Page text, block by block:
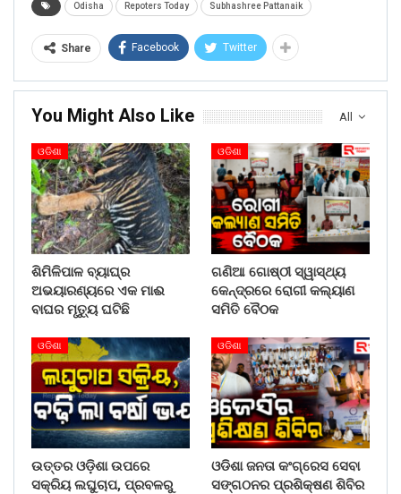
Odisha Repoters Today Subhashree Pattanaik
Share Facebook Twitter
All
You Might Also Like
ଓଡିଶା
ଶିମିଳିପାଳ ବ୍ୟାଘ୍ର
ଅଭୟାରଣ୍ୟରେ ଏକ ମାଈ
ବାଘର ମୃତ୍ୟୁ ଘଟିଛି
ଓଡିଶା
ଗଣିଆ ଗୋଷ୍ଠୀ ସ୍ୱାସ୍ଥ୍ୟ
କେନ୍ଦ୍ରରେ ରୋଗୀ କଲ୍ୟାଣ
ସମିତି ବୈଠକ
ଓଡିଶା
ଉତ୍ତର ଓଡ଼ିଶା ଉପରେ
ସକ୍ରିୟ ଲଘୁଚାପ, ପ୍ରବଳରୁ
ଓଡିଶା
ଓଡିଶା ଜନତା କଂଗ୍ରେସ ସେବା
ସଙ୍ଗଠନର ପ୍ରଶିକ୍ଷଣ ଶିବିର